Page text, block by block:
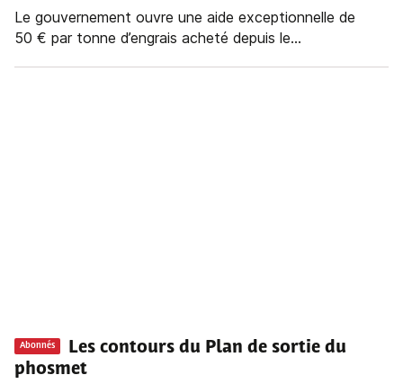
Le gouvernement ouvre une aide exceptionnelle de
50 € par tonne d’engrais acheté depuis le...
Abonnés
Les contours du Plan de sortie du
phosmet